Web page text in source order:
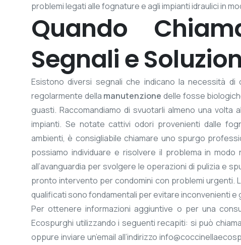
problemi legati alle fognature e agli impianti idraulici in
Quando
Segnali e
Esistono diversi segnali che indicano la necessità
regolarmente della manutenzione delle fosse
guasti. Raccomandiamo di svuotarli almeno una
impianti. Se notate cattivi odori provenienti dalle
ambienti, è consigliabile chiamare uno spurgo
possiamo individuare e risolvere il problema in
all’avanguardia per svolgere le operazioni di pulizia e
pronto intervento per condomini con problemi urgenti.
qualificati sono fondamentali per evitare inconvenienti
Per ottenere informazioni aggiuntive o per una
Ecospurghi utilizzando i seguenti recapiti: si può
oppure inviare un’email all’indirizzo